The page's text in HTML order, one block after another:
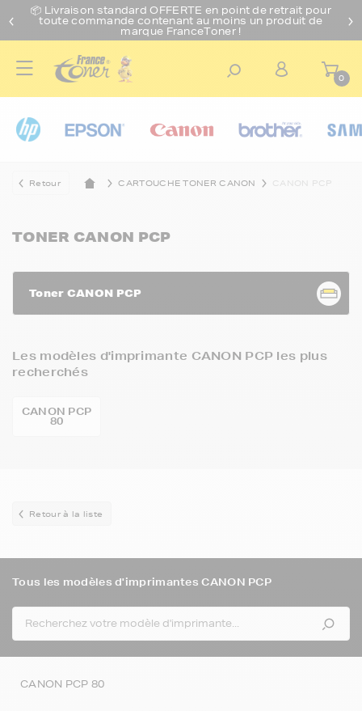
📦 Livraison standard OFFERTE en point de retrait pour
toute commande contenant au moins un produit de
marque FranceToner !
0
Retour CARTOUCHE TONER CANON CANON PCP
TONER CANON PCP
Toner CANON PCP
Les modèles d'imprimante CANON PCP les plus
recherchés
CANON PCP
80
Retour à la liste
Tous les modèles d'imprimantes CANON PCP
CANON PCP 80